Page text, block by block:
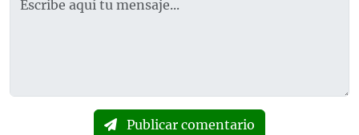
Publicar comentario